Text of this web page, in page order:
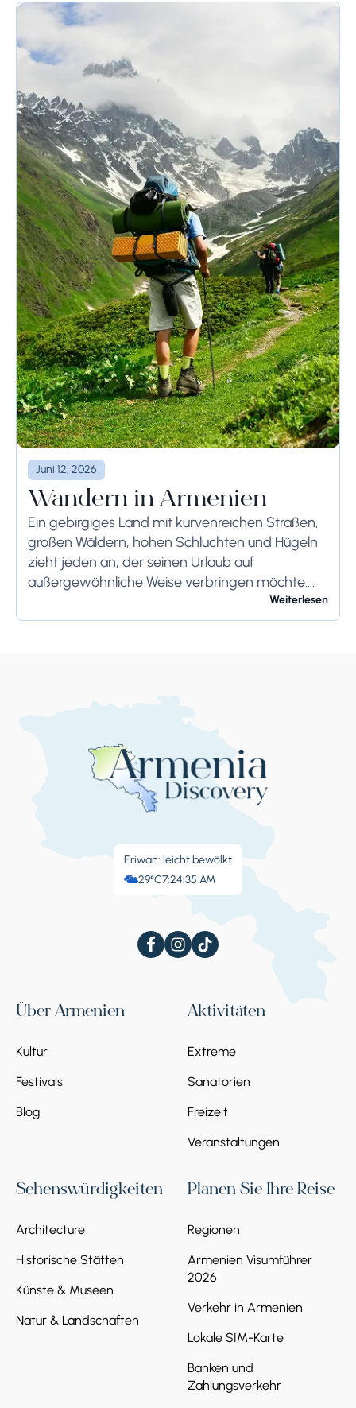
diesen wettbewerbsfähigen...
Juni 12, 2026
Wandern in Armenien
Ein gebirgiges Land mit kurvenreichen Straßen,
großen Wäldern, hohen Schluchten und Hügeln
zieht jeden an, der seinen Urlaub auf
außergewöhnliche Weise verbringen möchte.
Armenien ist ein Paradies für alle, die bereit sind
für aktive Touren voller...
Weiterlesen
Eriwan: leicht bewölkt
29°C7:24:36 AM
Über Armenien
Kultur
Festivals
Blog
Aktivitäten
Extreme
Sanatorien
Freizeit
Veranstaltungen
Sehenswürdigkeiten
Architecture
Historische Stätten
Künste & Museen
Natur & Landschaften
Planen Sie Ihre Reise
Regionen
Armenien Visumführer
2026
Verkehr in Armenien
Lokale SIM-Karte
Banken und
Zahlungsverkehr